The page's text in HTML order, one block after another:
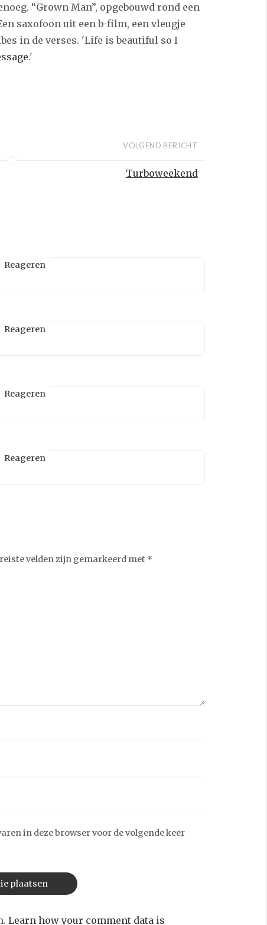
“Grown Man”, opgebouwd rond een
saxofoon uit een b-film, een vleugje
in de verses. 'Life is beautiful so I
.'
VOLGEND BERICHT
Turboweekend
Reageren
Reageren
Reageren
Reageren
velden zijn gemarkeerd met *
in deze browser voor de volgende keer
Learn how your comment data is